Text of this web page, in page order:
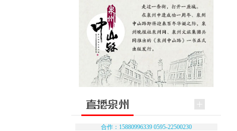
合作：15880996339 0595-22500230